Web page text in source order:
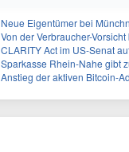
Neue Eigentümer bei
Von der Verbraucher-
CLARITY Act im US-Senat auf Eis gelegt: Politische Differenzen
Sparkasse Rhein-Nahe gibt
Anstieg der aktiven Bitcoin-